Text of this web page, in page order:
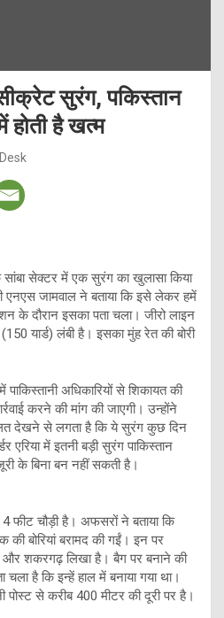
सुरंग, पकिस्तान
है खत्म
सांबा सेक्टर में एक सुरंग का खुलासा किया
जामवाल ने बताया कि इसे लेकर हमें
के दौरान इसका पता चला। जीरो लाइन
यार्ड) लंबी है। इसका मुंह रेत की बोरी
अधिकारियों से शिकायत की
करने की मांग की जाएगी। उन्होंने
देखने से लगता है कि ये सुरंग कुछ दिन
एरिया में इतनी बड़ी सुरंग पाकिस्तान
के बिना बन नहीं सकती है।
फीट चौड़ी है। अफसरों ने बताया कि
बोरियां बरामद की गईं। इन पर
और शकरगढ़ लिखा है। बैग पर बनाने की
है कि इन्हें हाल में बनाया गया था।
पोस्ट से करीब 400 मीटर की दूरी पर है।